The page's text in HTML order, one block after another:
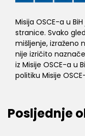
Misija OSCE-a u
stranice. Svako
mišljenje, izraženo
nije izričito
iz Misije OSCE-a u
politiku Misije
Posljednje